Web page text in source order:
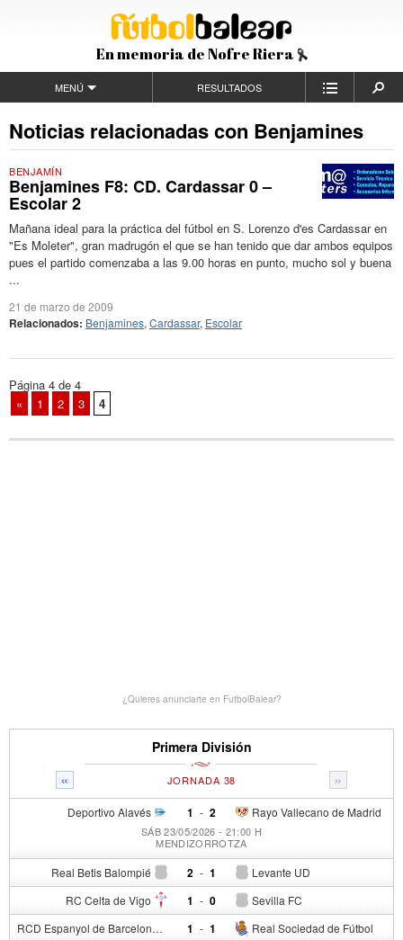
En memoria de Nofre Riera
MENÚ RESULTADOS
Noticias relacionadas con Benjamines
BENJAMÍN
Benjamines F8: CD. Cardassar 0 –
Escolar 2
Mañana ideal para la práctica del fútbol en S. Lorenzo d'es Cardassar en
"Es Moleter", gran madrugón el que se han tenido que dar ambos equipos
pues el partido comenzaba a las 9.00 horas en punto, mucho sol y buena
...
21 de marzo de 2009
Relacionados: Benjamines, Cardassar, Escolar
Página 4 de 4
«
1 2 3 4
¿Quieres anunciarte en FutbolBalear?
Primera División
« »
JORNADA 38
Deportivo Alavés 1 - Rayo Vallecano de Madrid
2
SÁB 23/05/2026 - 21:00 H
MENDIZORROTZA
Real Betis Balompié 2 - Levante UD
1
RC Celta de Vigo 1 - Sevilla FC
0
RCD Espanyol de Barcelona 1 - Real Sociedad de Fútbol
1